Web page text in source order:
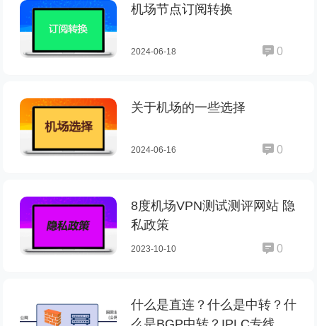
机场节点订阅转换
2024-06-18 0
关于机场的一些选择
2024-06-16 0
8度机场VPN测试测评网站 隐
私政策
2023-10-10 0
什么是直连？什么是中转？什